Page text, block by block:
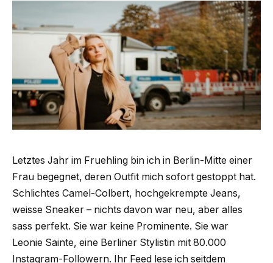
Letztes Jahr im Fruehling bin ich in Berlin-Mitte einer
Frau begegnet, deren Outfit mich sofort gestoppt hat.
Schlichtes Camel-Colbert, hochgekrempte Jeans,
weisse Sneaker – nichts davon war neu, aber alles
sass perfekt. Sie war keine Prominente. Sie war
Leonie Sainte, eine Berliner Stylistin mit 80.000
Instagram-Followern. Ihr Feed lese ich seitdem